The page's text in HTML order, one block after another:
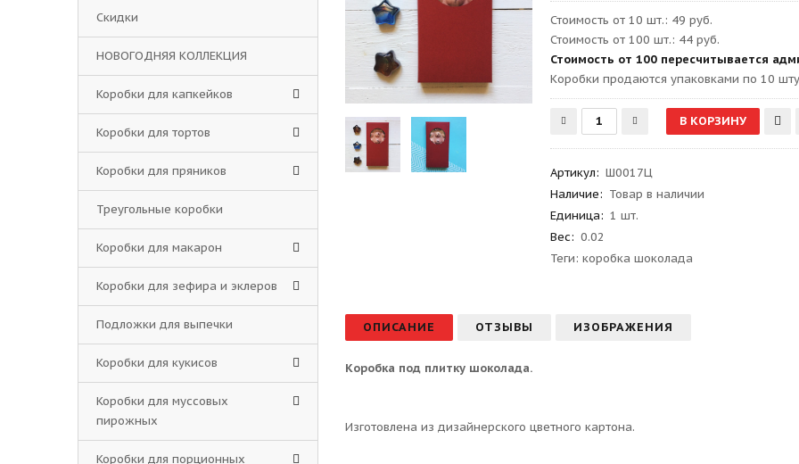
Стоимость от 10 шт.: 49 руб.
Стоимость от 100 шт.: 44 руб.
Стоимость от 100 пересчитывается
Kоробки продаются упаковками по 10
Артикул: Ш0017Ц
Наличие: Товар в наличии
Единица: 1 шт.
Вес: 0.02
Теги:коробка шоколада
ОПИСАНИЕ ОТЗЫВЫ ИЗОБРАЖЕНИЯ
Коробка под плитку шоколада.
Изготовлена из дизайнерского цветного картона.
Скидки
НОВОГОДНЯЯ КОЛЛЕКЦИЯ
Коробки для капкейков
Коробки для тортов
Коробки для пряников
Треугольные коробки
Коробки для макарон
Коробки для зефира и эклеров
Подложки для выпечки
Коробки для кукисов
Коробки для муссовых
пирожных
Коробки для порционных